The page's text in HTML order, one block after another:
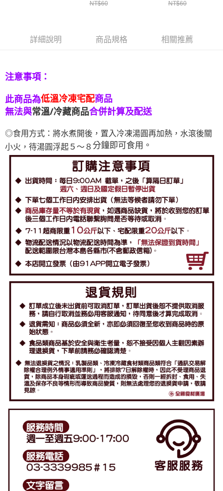
NT$60 NT$60
詳細說明 商品規格 相關推薦
注意事項：
此商品為低溫冷凍宅配商品
無法與常溫/冷藏商品合併計算及配送
◎食用方式：將水煮開後，置入冷凍湯圓再加熱，水滾後關
小火，待湯圓浮起５～８分鐘即可食用。